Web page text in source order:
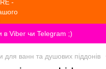
в Viber чи Telegram ;)
ванн та душових піддонів